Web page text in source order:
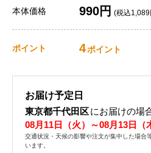
本体価格 990円 (税込1,089
ポイント 4ポイント
お届け予定日
東京都千代田区にお届けの場
08月11日（火）～08月13日（
交通状況・天候の影響や注文が集中した場合
います。